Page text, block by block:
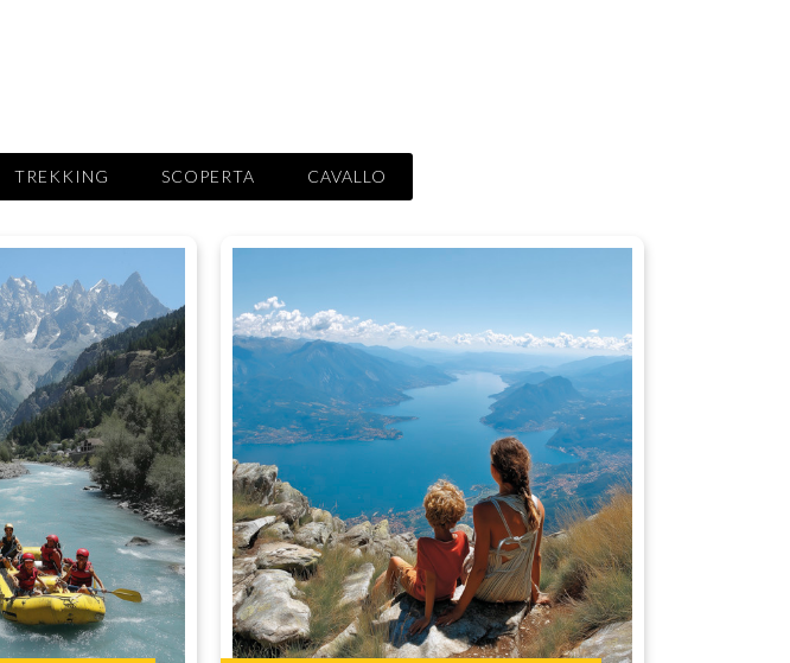
TREKKING SCOPERTA CAVALLO